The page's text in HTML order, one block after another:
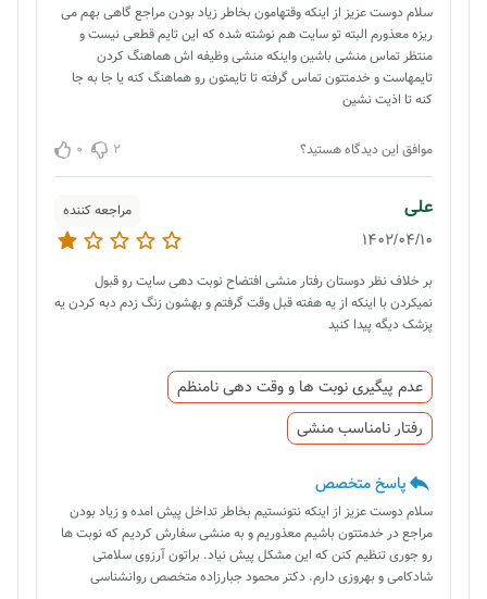
سلام دوست عزیز از اینکه وقتهامون بخاطر زیاد بودن مراجع گاهی بهم می
ریزه معذورم البته تو سایت هم نوشته شده که این تایم قطعی نیست و
منتظر تماس منشی باشین واینکه منشی وظیفه اش هماهنگ کردن
تایمهاست و خدمتتون تماس گرفته تا تایمتون رو هماهنگ کنه یا جا به جا
کنه تا اذیت نشین
موافق این دیدگاه هستید؟ 2
0
علی مراجعه کننده
1402/04/10
بر خلاف نظر دوستان رفتار منشی افتضاح نوبت دهی سایت رو قبول
نمیکردن با اینکه از یه هفته قبل وقت گرفتم و بهشون زنگ زدم دبه کردن یه
پزشک دیگه پیدا کنید
عدم پیگیری نوبت ها و وقت دهی نامنظم
رفتار نامناسب منشی
پاسخ متخصص
سلام دوست عزیز از اینکه نتونستیم بخاطر تداخل پیش امده و زیاد بودن
مراجع در خدمتتون باشیم معذوریم و به منشی سفارش کردیم که نوبت ها
رو جوری تنظیم کنن که این مشکل پیش نیاد. براتون آرزوی سلامتی
شادکامی و بهروزی دارم. دکتر محمود جبارزاده متخصص روانشناسی